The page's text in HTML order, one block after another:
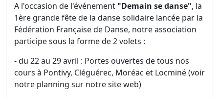
A l'occasion de l'événement "Demain se danse", la
1ère grande fête de la danse solidaire lancée par la
Fédération Française de Danse, notre association
participe sous la forme de 2 volets :
- du 22 au 29 avril : Portes ouvertes de tous nos
cours à Pontivy, Cléguérec, Moréac et Locminé (voir
notre planning sur notre site web)